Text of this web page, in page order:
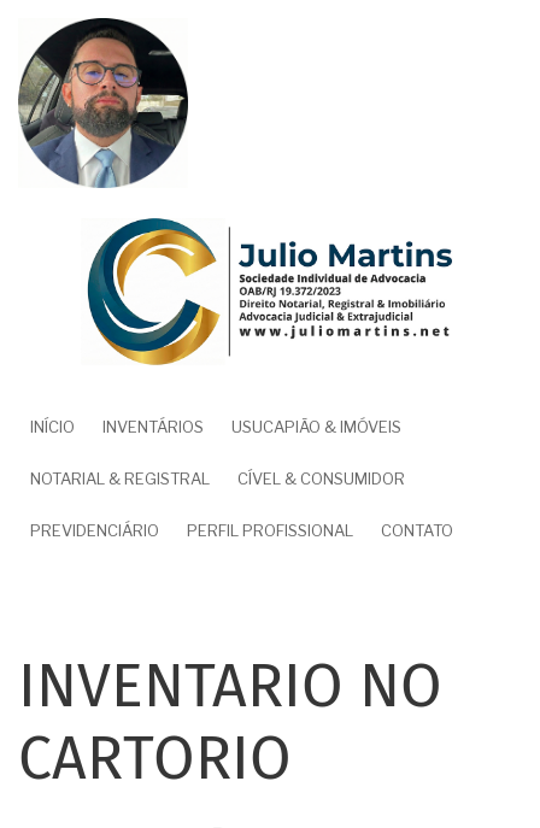
para
conteúdo
principal
NAVEGAÇÃO
PRINCIPAL
INÍCIO INVENTÁRIOS USUCAPIÃO & IMÓVEIS
NOTARIAL & REGISTRAL CÍVEL & CONSUMIDOR
PREVIDENCIÁRIO PERFIL PROFISSIONAL CONTATO
INVENTARIO NO
CARTORIO